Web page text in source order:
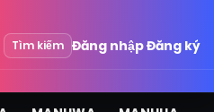
Tìm kiếm Đăng nhậpĐăng ký